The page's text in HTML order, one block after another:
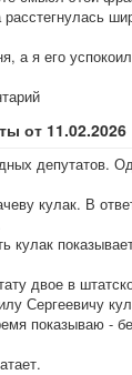
а я его
от 11.02.2026
депутатов.
кулак. В
кулак
двое в
Сергеевичу
показываю -